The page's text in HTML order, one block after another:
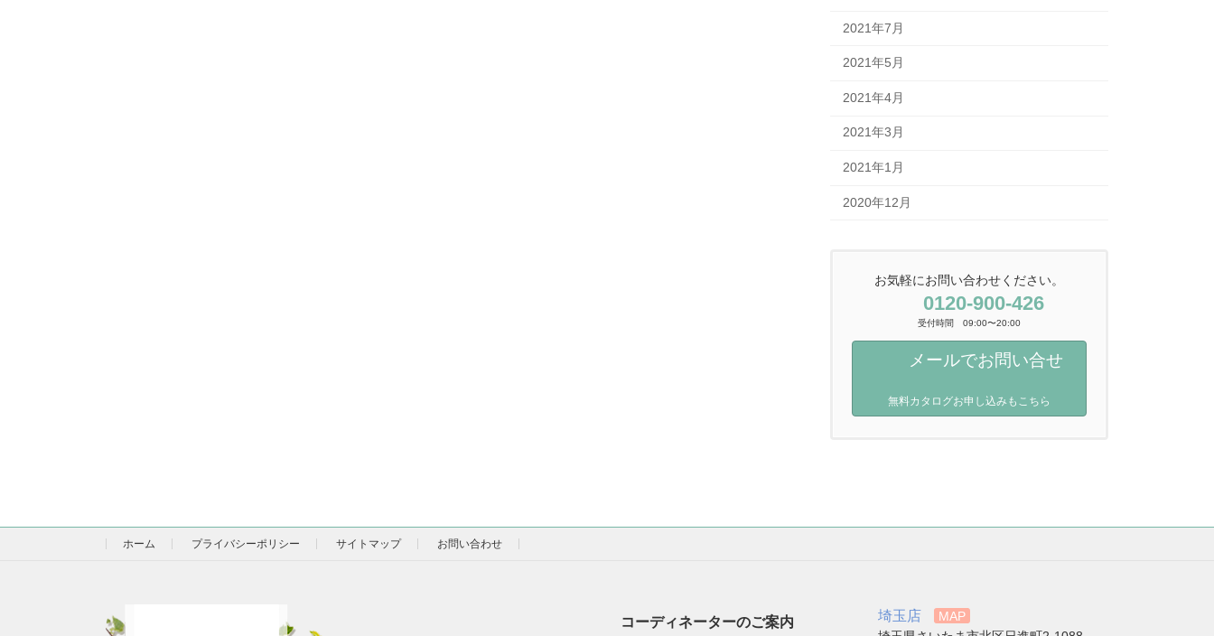
2021年7月
2021年5月
2021年4月
2021年3月
2021年1月
2020年12月
お気軽にお問い合わせください。
0120-900-426
受付時間 09:00〜20:00
メールでお問い合せ
無料カタログお申し込みもこちら
ホーム プライバシーポリシー サイトマップ お問い合わせ
コーディネーターのご案内 埼玉店
MAP